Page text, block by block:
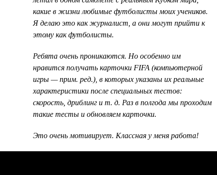
какие в жизни любимые футболисты моих учеников.
Я делаю это как журналист, а они могут прийти к
этому как футболисты.
Ребята очень проникаются. Но особенно им
нравится получать карточки FIFA (компьютерной
игры — прим. ред.), в которых указаны их реальные
характеристики после специальных тестов:
скорость, дриблинг и т. д. Раз в полгода мы проходим
такие тесты и обновляем карточки.
Это очень мотивирует. Классная у меня работа!